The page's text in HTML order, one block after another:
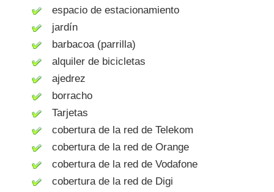
espacio de estacionamiento
jardín
barbacoa (parrilla)
alquiler de bicicletas
ajedrez
borracho
Tarjetas
cobertura de la red de Telekom
cobertura de la red de Orange
cobertura de la red de Vodafone
cobertura de la red de Digi